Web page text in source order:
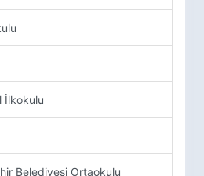
İlkokulu
Belediyesi Ortaokulu